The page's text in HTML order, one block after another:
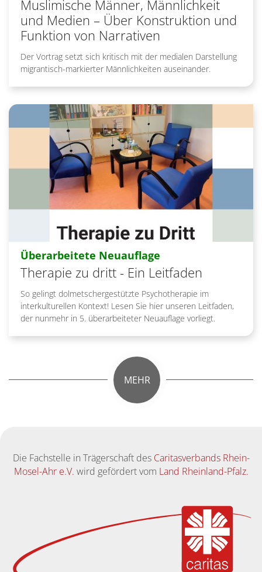
Muslimische Männer, Männlichkeit
und Medien – Über Konstruktion und
Funktion von Narrativen
Der Vortrag setzt sich kritisch mit der medialen Darstellung
migrantisch-markierter Männlichkeiten auseinander.
Überarbeitete Neuauflage
Therapie zu dritt - Ein Leitfaden
So gelingt dolmetschergestützte Psychotherapie im
interkulturellen Kontext! Lesen Sie hier unseren Leitfaden,
der nunmehr in 5. überarbeiteter Neuauflage vorliegt.
MEHR
Die Fachstelle in Trägerschaft des Caritasverbands Rhein-
Mosel-Ahr e.V. wird gefördert vom Land Rheinland-Pfalz.